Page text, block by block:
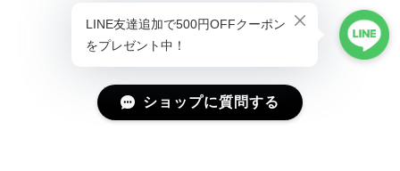
ショップに質問する